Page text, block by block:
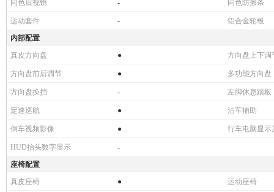
同色后视镜 - 同色防擦条
运动套件 -
铝合金轮毂
内部配置
真皮方向盘
● 方向盘上下调
方向盘前后调节 ● 多功能方向盘
方向盘换挡 - 左脚休息踏板
定速巡航 ● 泊车辅助
倒车视频影像 ● 行车电脑显示
HUD抬头数字显示
-
座椅配置
真皮座椅
● 运动座椅